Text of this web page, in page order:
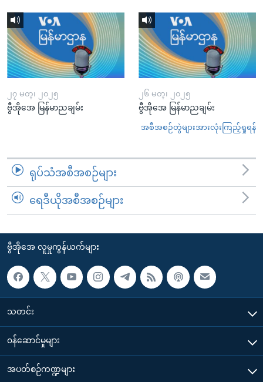
၂၇ မတ္၊ ၂၀၂၅
ဗွီအိုအေ မြန်မာညချမ်း
၂၆ မတ္၊ ၂၀၂၅
ဗွီအိုအေ မြန်မာညချမ်း
အစီအစဉ်တွဲများအားလုံးကြည့်ရှုရန်
ရုပ်သံအစီအစဉ်များ
ရေဒီယိုအစီအစဉ်များ
ဗွီအိုအေ လူမှုကွန်ယက်များ
သတင်း
၀န်ဆောင်မှုများ
အပတ်စဉ်ကဏ္ဍများ